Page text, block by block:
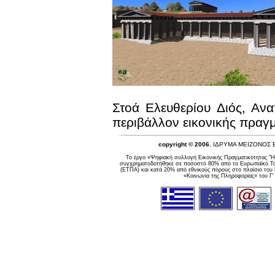
Στοά Ελευθερίου Διός,
περιβάλλον εικονικής
copyright © 2006 , ΙΔΡΥΜΑ ΜΕΙΖΟΝΟΣ
Το έργο «Ψηφιακή συλλογή Εικονικής Πραγματικότητας
συγχρηματοδοτήθηκε σε ποσοστό 80% από το Ευρωπαϊκό
(ΕΤΠΑ) και κατά 20% από εθνικούς πόρους στο πλαίσιο του
«Κοινωνία της Πληροφορίας» του